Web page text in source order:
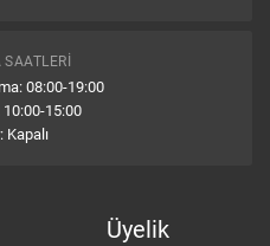
08:00-19:00
15:00
Kapalı
Üyelik